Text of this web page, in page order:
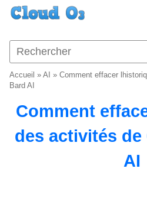
Accueil » AI » Comment effacer
Bard AI
Comment
des activités de
AI